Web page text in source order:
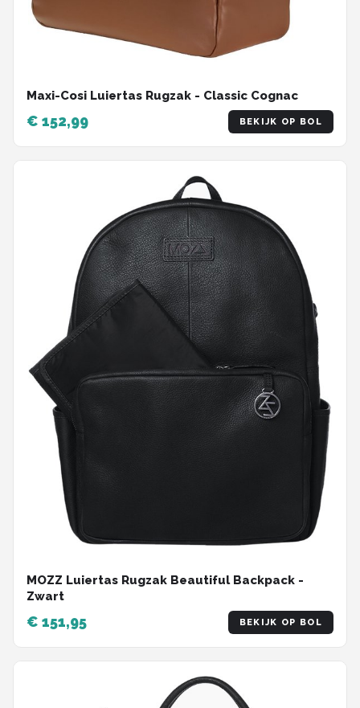
Maxi-Cosi Luiertas Rugzak - Classic Cognac
€ 152,99 BEKIJK OP BOL
MOZZ Luiertas Rugzak Beautiful Backpack -
Zwart
€ 151,95 BEKIJK OP BOL